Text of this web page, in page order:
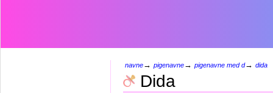
navne→ pigenavne→ pigenavne med d→ dida
Dida